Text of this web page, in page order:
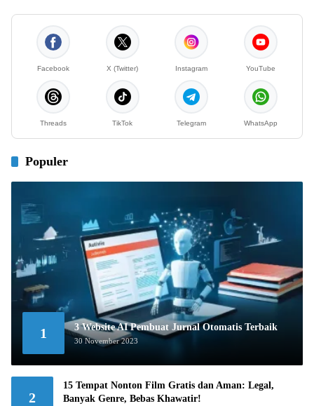
Facebook X (Twitter) Instagram YouTube
Threads TikTok Telegram WhatsApp
Populer
1 3 Website AI Pembuat Jurnal Otomatis Terbaik
30 November 2023
2
15 Tempat Nonton Film Gratis dan Aman: Legal,
Banyak Genre, Bebas Khawatir!